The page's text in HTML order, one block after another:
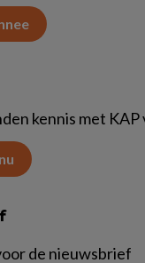
kennis met
de nieuwsbrief